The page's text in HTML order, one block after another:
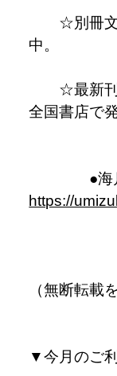
☆別冊文
中。
☆最新刊
全国書店で
●海月ル
https://
（無断転載
▼今月のご